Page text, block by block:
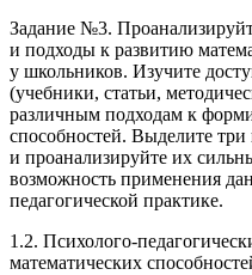
Задание №3.
и подходы к развитию
у школьников. Изучите
(учебники, статьи,
различным подходам к
способностей. Выделите
и проанализируйте их
возможность применения
педагогической практике.
1.2. Психолого-
математических